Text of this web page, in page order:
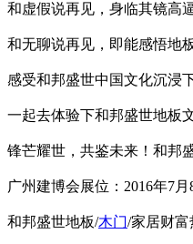
和虚假说再见，身临其镜高
和无聊说再见，即能感悟地
感受和邦盛世中国文化沉浸
一起去体验下和邦盛世地板
锋芒耀世，共鉴未来！和邦
广州建博会展位：2016年7
和邦盛世地板/木门/家居财